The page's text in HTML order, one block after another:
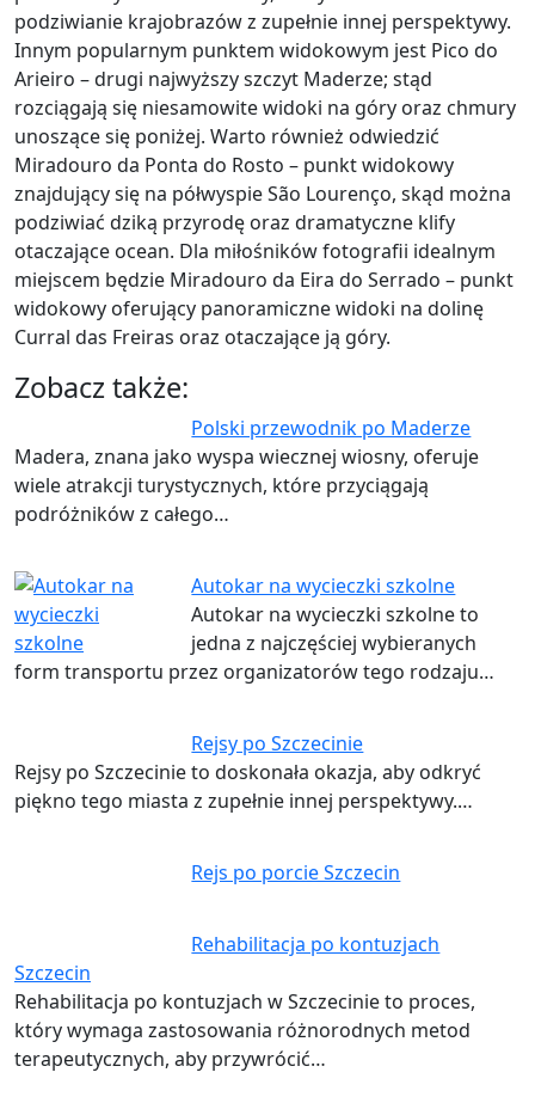
podziwianie krajobrazów z zupełnie innej perspektywy.
Innym popularnym punktem widokowym jest Pico do
Arieiro – drugi najwyższy szczyt Maderze; stąd
rozciągają się niesamowite widoki na góry oraz chmury
unoszące się poniżej. Warto również odwiedzić
Miradouro da Ponta do Rosto – punkt widokowy
znajdujący się na półwyspie São Lourenço, skąd można
podziwiać dziką przyrodę oraz dramatyczne klify
otaczające ocean. Dla miłośników fotografii idealnym
miejscem będzie Miradouro da Eira do Serrado – punkt
widokowy oferujący panoramiczne widoki na dolinę
Curral das Freiras oraz otaczające ją góry.
Zobacz także:
Polski przewodnik po Maderze
Madera, znana jako wyspa wiecznej wiosny, oferuje
wiele atrakcji turystycznych, które przyciągają
podróżników z całego…
Autokar na wycieczki szkolne
Autokar na wycieczki szkolne to
jedna z najczęściej wybieranych
form transportu przez organizatorów tego rodzaju…
Rejsy po Szczecinie
Rejsy po Szczecinie to doskonała okazja, aby odkryć
piękno tego miasta z zupełnie innej perspektywy.…
Rejs po porcie Szczecin
Rehabilitacja po kontuzjach
Szczecin
Rehabilitacja po kontuzjach w Szczecinie to proces,
który wymaga zastosowania różnorodnych metod
terapeutycznych, aby przywrócić…